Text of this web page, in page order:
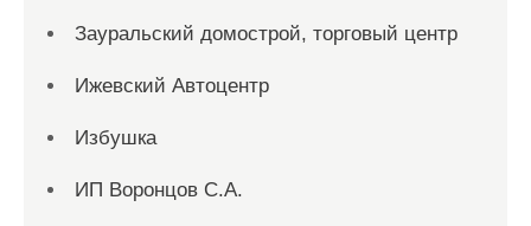
Зауральский домострой, торговый центр
Ижевский Автоцентр
Избушка
ИП Воронцов С.А.